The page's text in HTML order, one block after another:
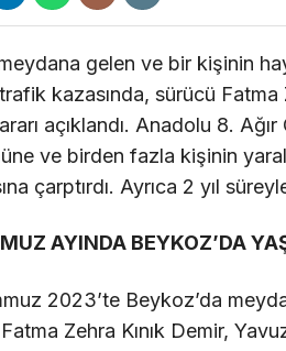
gelen ve bir kişinin
kazasında, sürücü Fatma
açıklandı. Anadolu 8.
ve birden fazla kişinin
çarptırdı. Ayrıca 2 yıl
AYINDA BEYKOZ’DA
2023’te Beykoz’da
Fatma Zehra Kınık Demir,